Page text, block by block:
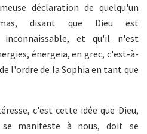
déclaration de quelqu'un
disant que Dieu est
et qu'il n'est
énergeia, en grec, c'est-à-
l'ordre de la Sophia en tant que
c'est cette idée que Dieu,
se manifeste à nous, doit se